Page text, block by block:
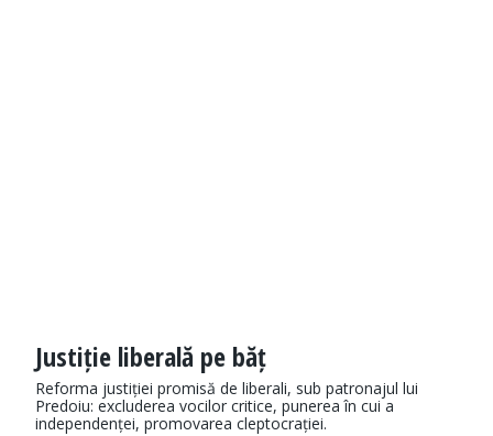
Justiție liberală pe băț
Reforma justiției promisă de liberali, sub patronajul lui
Predoiu: excluderea vocilor critice, punerea în cui a
independenței, promovarea cleptocrației.